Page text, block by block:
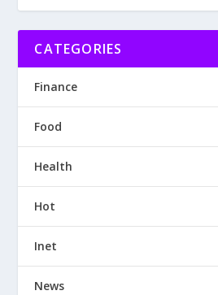
CATEGORIES
Finance
Food
Health
Hot
Inet
News